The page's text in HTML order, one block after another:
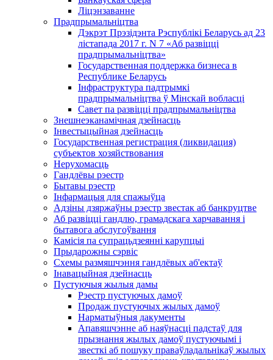
Ліцэнзаванне
Прадпрымальніцтва
Дэкрэт Прэзідэнта Рэспублікі Беларусь ад 23
лістапада 2017 г. N 7 «Аб развіцці
прадпрымальніцтва»
Государственная поддержка бизнеса в
Республике Беларусь
Інфраструктура падтрымкі
прадпрымальніцтва ў Мінскай вобласці
Савет па развіцці прадпрымальніцтва
Знешнеэканамічная дзейнасць
Інвестыцыйная дзейнасць
Государственная регистрация (ликвидация)
субъектов хозяйствования
Нерухомасць
Гандлёвы рэестр
Бытавы рэестр
Інфармацыя для спажыўца
Адзіны дзяржаўны рэестр звестак аб банкруцтве
Аб развіцці гандлю, грамадскага харчавання і
бытавога абслугоўвання
Камісія па супрацьдзеянні карупцыі
Прыдарожны сэрвіс
Схемы размяшчэння гандлёвых аб'ектаў
Інавацыйная дзейнасць
Пустуючыя жылыя дамы
Рэестр пустуючых дамоў
Продаж пустуючых жылых дамоў
Нарматыўныя дакументы
Апавяшчэнне аб наяўнасці падстаў для
прызнання жылых дамоў пустуючымі і
звесткі аб пошуку праваўладальнікаў жылых